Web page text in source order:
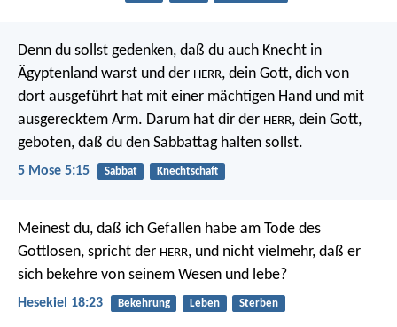
Denn du sollst gedenken, daß du auch Knecht in
Ägyptenland warst und der HERR, dein Gott, dich von
dort ausgeführt hat mit einer mächtigen Hand und mit
ausgerecktem Arm. Darum hat dir der HERR, dein Gott,
geboten, daß du den Sabbattag halten sollst.
5 Mose 5:15 Sabbat Knechtschaft
Meinest du, daß ich Gefallen habe am Tode des
Gottlosen, spricht der HERR, und nicht vielmehr, daß er
sich bekehre von seinem Wesen und lebe?
Hesekiel 18:23 Bekehrung Leben Sterben